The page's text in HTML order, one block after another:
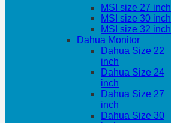
MSI size 27 inch
MSI size 30 inch
MSI size 32 inch
Dahua Monitor
Dahua Size 22
inch
Dahua Size 24
inch
Dahua Size 27
inch
Dahua Size 30